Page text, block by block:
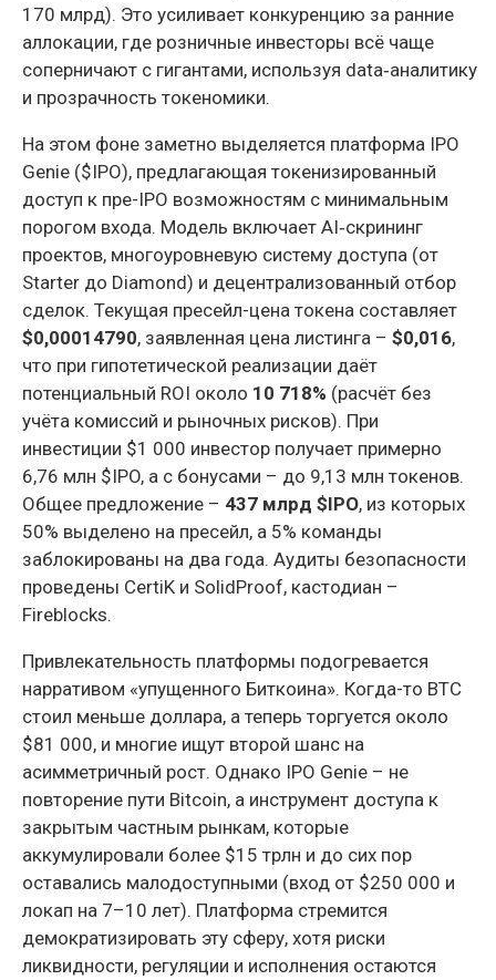
170 млрд). Это усиливает конкуренцию за ранние
аллокации, где розничные инвесторы всё чаще
соперничают с гигантами, используя data‑аналитику
и прозрачность токеномики.
На этом фоне заметно выделяется платформа IPO
Genie ($IPO), предлагающая токенизированный
доступ к пре-IPO возможностям с минимальным
порогом входа. Модель включает AI‑скрининг
проектов, многоуровневую систему доступа (от
Starter до Diamond) и децентрализованный отбор
сделок. Текущая пресейл-цена токена составляет
$0,00014790, заявленная цена листинга – $0,016,
что при гипотетической реализации даёт
потенциальный ROI около 10 718% (расчёт без
учёта комиссий и рыночных рисков). При
инвестиции $1 000 инвестор получает примерно
6,76 млн $IPO, а с бонусами – до 9,13 млн токенов.
Общее предложение – 437 млрд $IPO, из которых
50% выделено на пресейл, а 5% команды
заблокированы на два года. Аудиты безопасности
проведены CertiK и SolidProof, кастодиан –
Fireblocks.
Привлекательность платформы подогревается
нарративом «упущенного Биткоина». Когда-то BTC
стоил меньше доллара, а теперь торгуется около
$81 000, и многие ищут второй шанс на
асимметричный рост. Однако IPO Genie – не
повторение пути Bitcoin, а инструмент доступа к
закрытым частным рынкам, которые
аккумулировали более $15 трлн и до сих пор
оставались малодоступными (вход от $250 000 и
локап на 7–10 лет). Платформа стремится
демократизировать эту сферу, хотя риски
ликвидности, регуляции и исполнения остаются